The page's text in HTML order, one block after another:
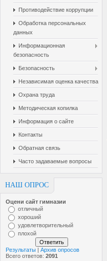
Противодействие коррупции
Обработка персональных
данных
Информационная
безопасность
Безопасность
Независимая оценка качества
Охрана труда
Методическая копилка
Информация о сайте
Контакты
Обратная связь
Часто задаваемые вопросы
НАШ ОПРОС
Оцени сайт гимназии
отличный
хороший
удовлетворительный
плохой
Результаты | Архив опросов
Всего ответов: 2091